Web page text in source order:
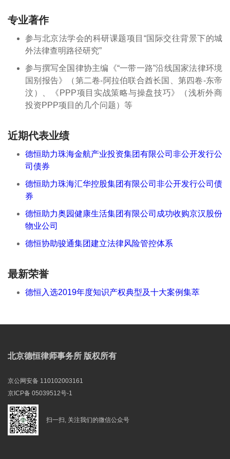
专业著作
参与北京法学会的科研课题项目“国际交往背景下的城
外法律查明路径研究”
参与撰写全国律协主编《“一带一路”沿线国家法律环境
国别报告》（第二卷-阿拉伯联合酋长国、第四卷-东帝
汶）、《PPP项目实战策略与操盘技巧》（浅析外商
投资PPP项目的几个问题）等
近期代表业绩
德恒助力珠海金航产业投资集团有限公司非公开发行公
司债券
德恒助力珠海汇华控股集团有限公司非公开发行公司债
券
德恒助力奥园健康生活集团有限公司成功收购京汉股份
物业公司
德恒协助骏通集团建立法律风险管控体系
最新荣誉
德恒入选2019年度知识产权典型及十大案例集萃
北京德恒律师事务所 版权所有
京公网安备 110102003161
京ICP备 05039512号-1
扫一扫, 关注我们的微信公众号